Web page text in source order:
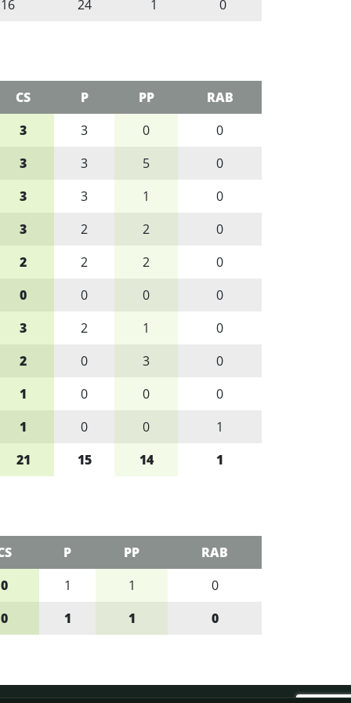
16 24 1 0
CS P PP
RAB
3 3 0
0
3 3 5
0
3 3 1
0
3 2 2
0
2 2 2
0
0 0 0
0
3 2 1
0
2 0 3
0
1 0 0
0
1 0 0
1
21 15 14 1
P PP
RAB
0 1 1
0
0 1 1 0